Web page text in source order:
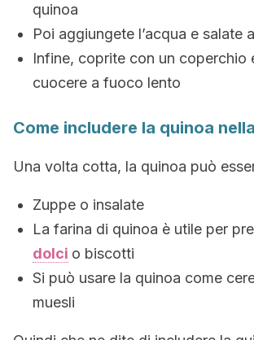
quinoa
Poi aggiungete l’acqua e salate
Infine, coprite con un coperchio
cuocere a fuoco lento
Come includere la quinoa
Una volta cotta, la quinoa può
Zuppe o insalate
La farina di quinoa è utile per
dolci o biscotti
Si può usare la quinoa come
muesli